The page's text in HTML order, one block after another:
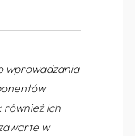
wprowadzania
również ich
w